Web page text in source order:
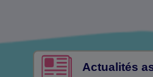
Actualités